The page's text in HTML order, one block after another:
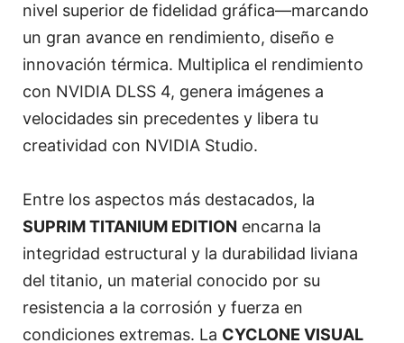
nivel superior de fidelidad gráfica—marcando
un gran avance en rendimiento, diseño e
innovación térmica. Multiplica el rendimiento
con NVIDIA DLSS 4, genera imágenes a
velocidades sin precedentes y libera tu
creatividad con NVIDIA Studio.
Entre los aspectos más destacados, la
SUPRIM TITANIUM EDITION encarna la
integridad estructural y la durabilidad liviana
del titanio, un material conocido por su
resistencia a la corrosión y fuerza en
condiciones extremas. La CYCLONE VISUAL